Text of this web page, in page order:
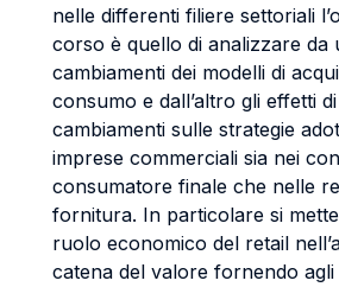
nelle differenti filiere settoriali
corso è quello di analizzare da
cambiamenti dei modelli di
consumo e dall’altro gli effetti
cambiamenti sulle strategie
imprese commerciali sia nei
consumatore finale che nelle
fornitura. In particolare si
ruolo economico del retail
catena del valore fornendo agli